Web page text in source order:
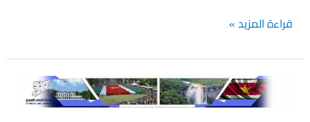
قراءة المزيد »
سورينام